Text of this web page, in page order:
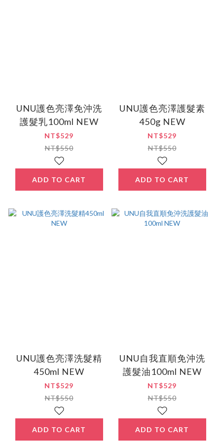
UNU護色亮澤免沖洗
護髮乳100ml NEW
NT$529
NT$550
ADD TO CART
UNU護色亮澤護髮素
450g NEW
NT$529
NT$550
ADD TO CART
UNU護色亮澤洗髮精
450ml NEW
NT$529
NT$550
ADD TO CART
UNU自我直順免沖洗
護髮油100ml NEW
NT$529
NT$550
ADD TO CART